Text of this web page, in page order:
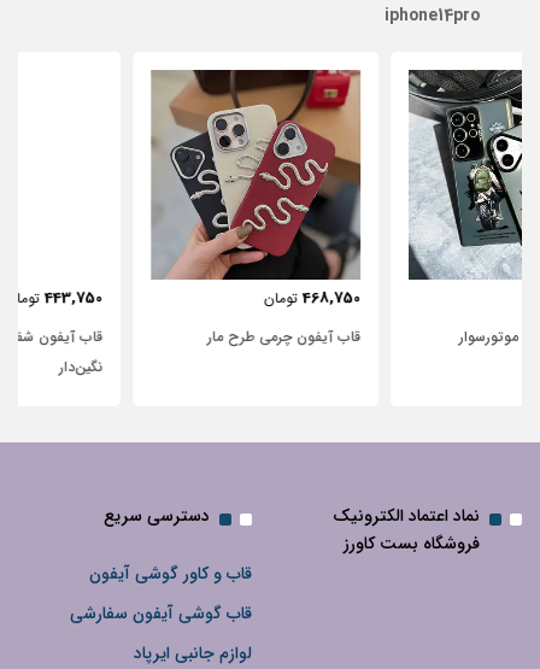
iphone14pro
قاب آیفون چرمی طرح مار
قاب آیفون شفاف با پاپیون سفید و
نماد اعتماد الکترونیک
فروشگاه بست کاورز
دسترسی سریع
قاب و کاور گوشی آیفون
قاب گوشی آیفون سفارشی
لوازم جانبی ایرپاد